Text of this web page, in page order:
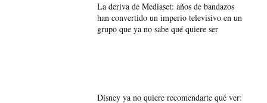
La deriva de Mediaset: años de bandazos
han convertido un imperio televisivo en un
grupo que ya no sabe qué quiere ser
Disney ya no quiere recomendarte qué ver: